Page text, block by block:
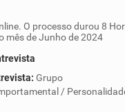
O processo durou 8
mês de Junho de 2024
: Grupo
/